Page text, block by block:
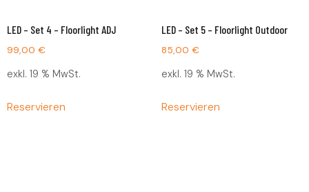
LED – Set 4 – Floorlight ADJ
99,00 €
exkl. 19 % MwSt.
Reservieren
LED – Set 5 – Floorlight Outdoor
85,00 €
exkl. 19 % MwSt.
Reservieren